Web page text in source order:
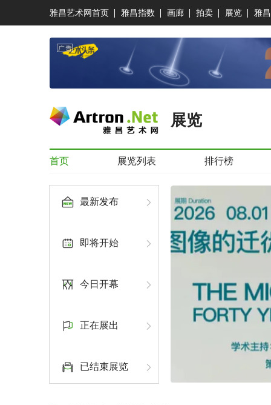
雅昌艺术网首页 雅昌指数 画廊 拍卖 展览 雅
展览
首页 展览列表 排行榜
最新发布
即将开始
今日开幕
正在展出
已结束展览